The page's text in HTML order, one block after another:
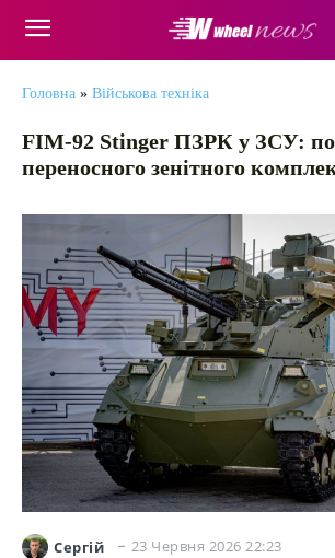
Головна » Військова техніка
FIM-92 Stinger ПЗРК у ЗСУ:
переносного зенітного
Сергій 23 Червня 2026 22:23